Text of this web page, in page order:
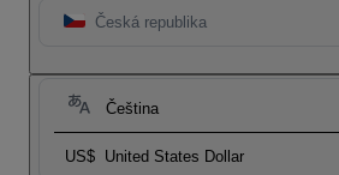
Česká republika
Čeština
US$ United States Dollar